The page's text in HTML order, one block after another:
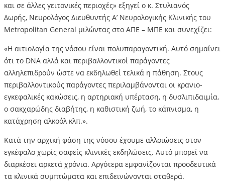
και σε άλλες γειτονικές περιοχές» εξηγεί ο κ. Στυλιανός
Δωρής, Νευρολόγος Διευθυντής Α’ Νευρολογικής Κλινικής του
Metropolitan General μιλώντας στο ΑΠΕ – ΜΠΕ και συνεχίζει:
«Η αιτιολογία της νόσου είναι πολυπαραγοντική. Αυτό σημαίνει
ότι το DNA αλλά και περιβαλλοντικοί παράγοντες
αλληλεπιδρούν ώστε να εκδηλωθεί τελικά η πάθηση. Στους
περιβαλλοντικούς παράγοντες περιλαμβάνονται οι κρανιο-
εγκεφαλικές κακώσεις, η αρτηριακή υπέρταση, η δυσλιπιδαιμία,
ο σακχαρώδης διαβήτης, η καθιστική ζωή, το κάπνισμα, η
κατάχρηση αλκοόλ κλπ.».
Κατά την αρχική φάση της νόσου έχουμε αλλοιώσεις στον
εγκέφαλο χωρίς σαφείς κλινικές εκδηλώσεις. Αυτό μπορεί να
διαρκέσει αρκετά χρόνια. Αργότερα εμφανίζονται προοδευτικά
τα κλινικά συμπτώματα και επιδεινώνονται σταθερά.